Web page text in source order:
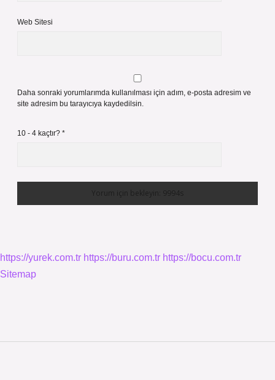
Web Sitesi
Daha sonraki yorumlarımda kullanılması için adım, e-posta adresim ve
site adresim bu tarayıcıya kaydedilsin.
10 - 4 kaçtır? *
https://yurek.com.tr https://buru.com.tr https://bocu.com.tr
Sitemap